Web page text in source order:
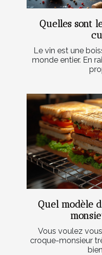
Quelles sont
Le vin est une
monde entier. En
Quel modèle
Vous voulez
croque-monsieur